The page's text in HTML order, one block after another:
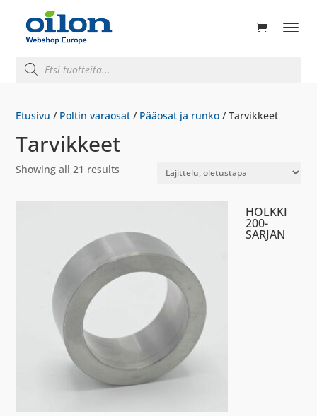
search
Etusivu / Poltin varaosat / Pääosat ja runko / Tarvikkeet
Tarvikkeet
Showing all 21 results
HOLKKI
200-
SARJAN